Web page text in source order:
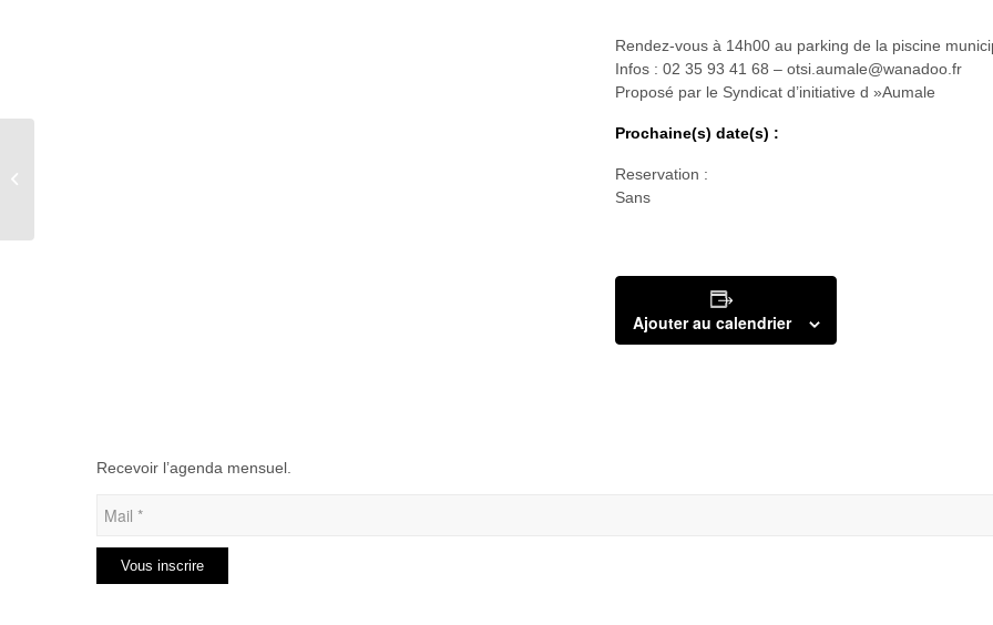
Rendez-vous à 14h00 au parking de la piscine
Infos : 02 35 93 41 68 – otsi.aumale@wanadoo.fr
Proposé par le Syndicat d’initiative d »Aumale
Prochaine(s) date(s) :
Reservation :
Sans
Ajouter au calendrier
Recevoir l’agenda mensuel.